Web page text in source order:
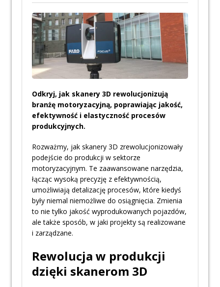
Odkryj, jak skanery 3D rewolucjonizują
branżę motoryzacyjną, poprawiając jakość,
efektywność i elastyczność procesów
produkcyjnych.
Rozważmy, jak skanery 3D zrewolucjonizowały
podejście do produkcji w sektorze
motoryzacyjnym. Te zaawansowane narzędzia,
łącząc wysoką precyzję z efektywnością,
umożliwiają detalizację procesów, które kiedyś
były niemal niemożliwe do osiągnięcia. Zmienia
to nie tylko jakość wyprodukowanych pojazdów,
ale także sposób, w jaki projekty są realizowane
i zarządzane.
Rewolucja w produkcji
dzięki skanerom 3D